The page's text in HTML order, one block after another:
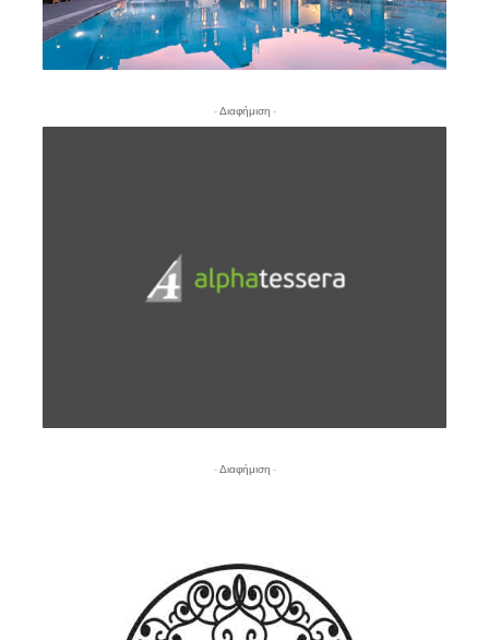
- Διαφήμιση -
- Διαφήμιση -